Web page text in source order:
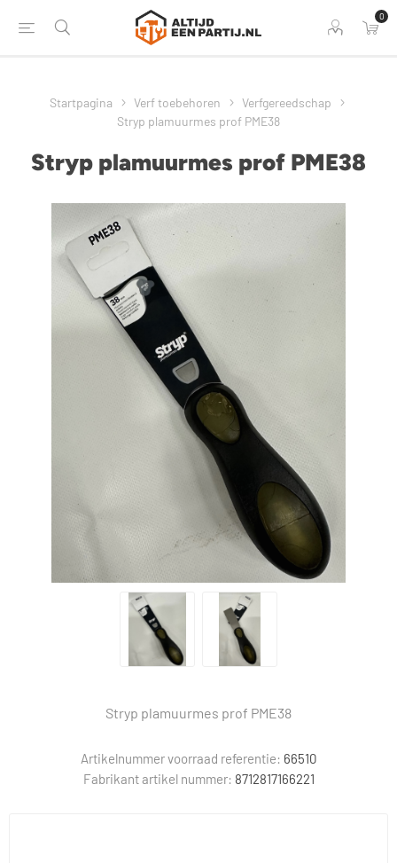
0
Startpagina Verf toebehoren
Verfgereedschap
Stryp plamuurmes prof PME38
Stryp plamuurmes prof PME38
Stryp plamuurmes prof PME38
Artikelnummer voorraad referentie: 66510
Fabrikant artikel nummer: 8712817166221